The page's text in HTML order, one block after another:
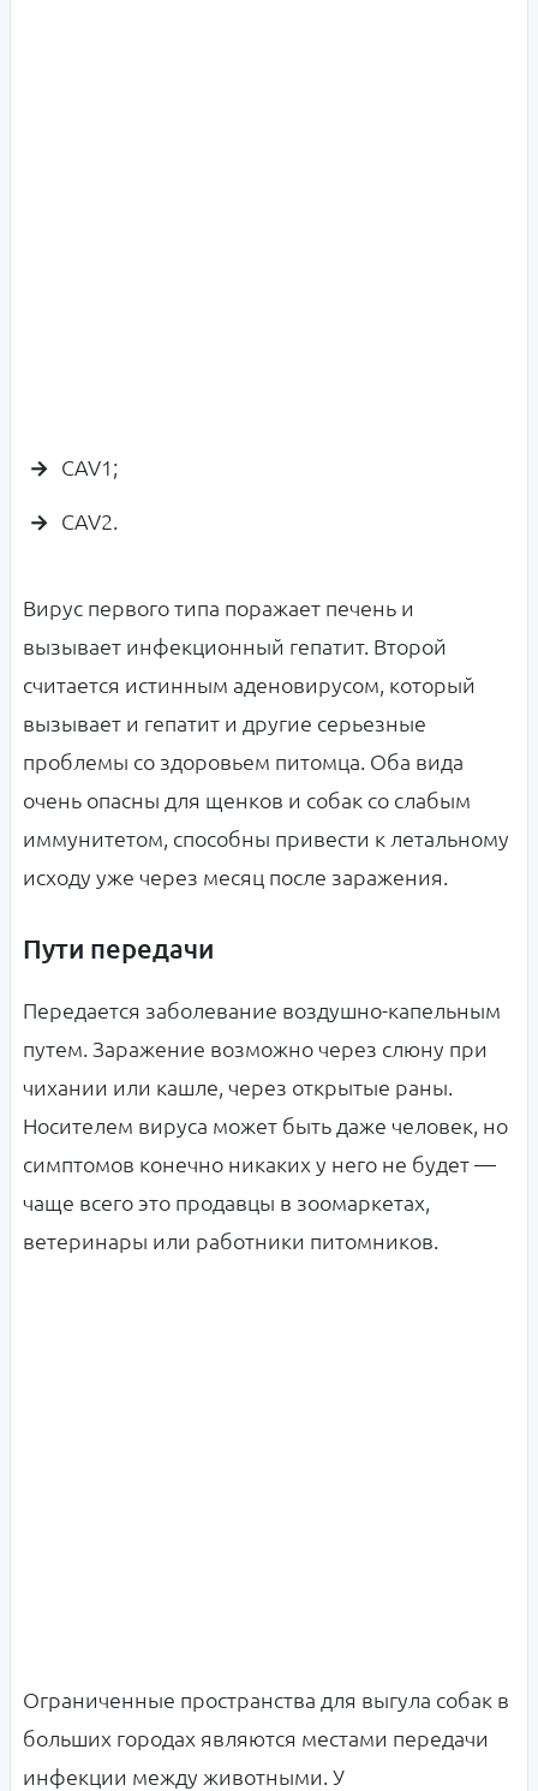
CAV1;
CAV2.
Вирус первого типа поражает печень и
вызывает инфекционный гепатит. Второй
считается истинным аденовирусом, который
вызывает и гепатит и другие серьезные
проблемы со здоровьем питомца. Оба вида
очень опасны для щенков и собак со слабым
иммунитетом, способны привести к летальному
исходу уже через месяц после заражения.
Пути передачи
Передается заболевание воздушно-капельным
путем. Заражение возможно через слюну при
чихании или кашле, через открытые раны.
Носителем вируса может быть даже человек, но
симптомов конечно никаких у него не будет —
чаще всего это продавцы в зоомаркетах,
ветеринары или работники питомников.
Ограниченные пространства для выгула собак в
больших городах являются местами передачи
инфекции между животными. У